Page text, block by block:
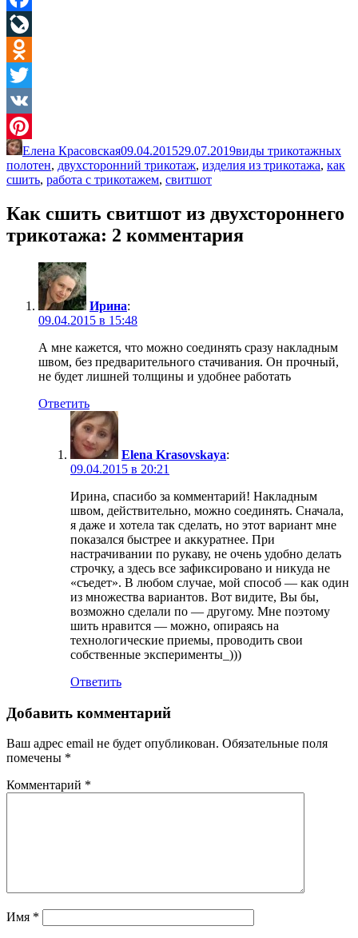
Facebook
LiveJournal
Odnoklassniki
Twitter
VK
Pinterest
Елена Красовская09.04.201529.07.2019виды трикотажных
полотен, двухсторонний трикотаж, изделия из трикотажа, как
сшить, работа с трикотажем, свитшот
Как сшить свитшот из двухстороннего
трикотажа: 2 комментария
Ирина:
09.04.2015 в 15:48
А мне кажется, что можно соединять сразу накладным
швом, без предварительного стачивания. Он прочный,
не будет лишней толщины и удобнее работать
Ответить
Elena Krasovskaya:
09.04.2015 в 20:21
Ирина, спасибо за комментарий! Накладным
швом, действительно, можно соединять. Сначала,
я даже и хотела так сделать, но этот вариант мне
показался быстрее и аккуратнее. При
настрачивании по рукаву, не очень удобно делать
строчку, а здесь все зафиксировано и никуда не
«съедет». В любом случае, мой способ — как один
из множества вариантов. Вот видите, Вы бы,
возможно сделали по — другому. Мне поэтому
шить нравится — можно, опираясь на
технологические приемы, проводить свои
собственные эксперименты_)))
Ответить
Добавить комментарий
Ваш адрес email не будет опубликован. Обязательные поля
помечены *
Комментарий *
Имя *